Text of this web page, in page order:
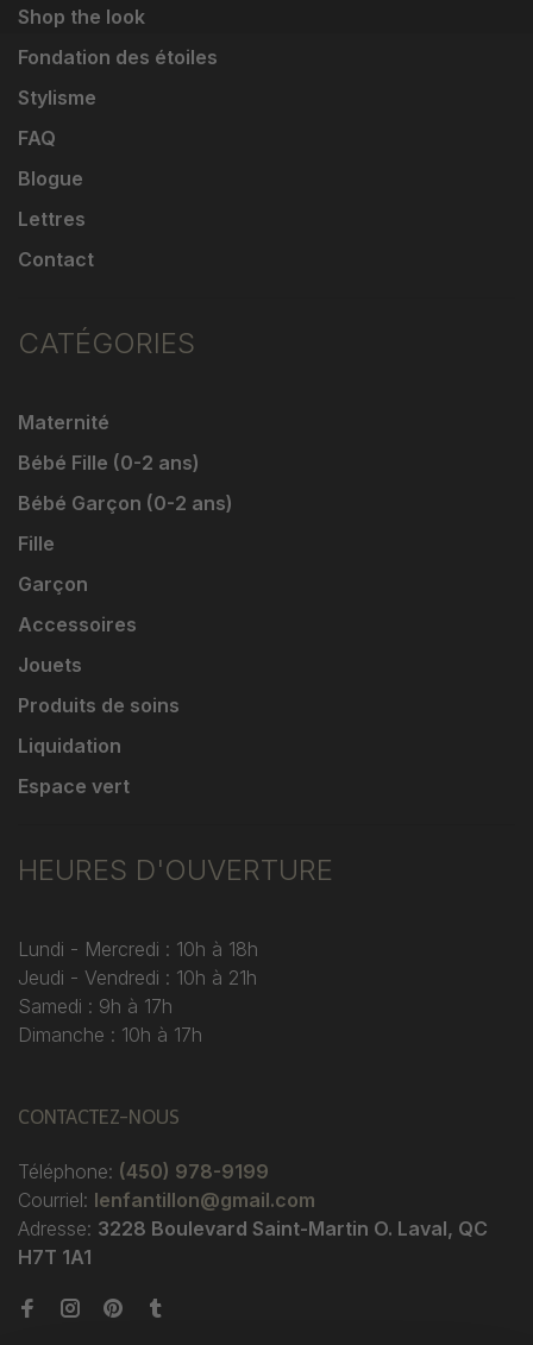
Shop the look
Fondation des étoiles
Stylisme
FAQ
Blogue
Lettres
Contact
CATÉGORIES
Maternité
Bébé Fille (0-2 ans)
Bébé Garçon (0-2 ans)
Fille
Garçon
Accessoires
Jouets
Produits de soins
Liquidation
Espace vert
HEURES D'OUVERTURE
Lundi - Mercredi : 10h à 18h
Jeudi - Vendredi : 10h à 21h
Samedi : 9h à 17h
Dimanche : 10h à 17h
CONTACTEZ-NOUS
Téléphone: (450) 978-9199
Courriel: lenfantillon@gmail.com
Adresse: 3228 Boulevard Saint-Martin O. Laval, QC
H7T 1A1